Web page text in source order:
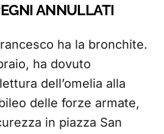
ANNULLATI
ha la bronchite.
ha dovuto
dell’omelia alla
delle forze armate,
in piazza San